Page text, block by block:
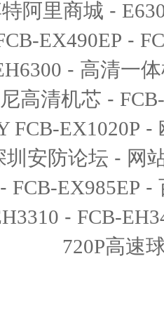
阿里商城 -
EX490EP -
- 高清一
高清机芯 -
FCB-EX1020P -
圳安防论坛 - 网
- FCB-EX985EP -
- FCB-
720P高速